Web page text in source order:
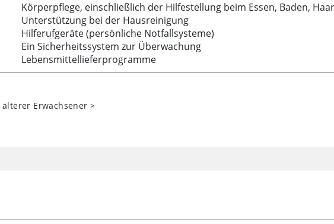
Körperpflege, einschließlich der Hilfestellung beim Essen, Baden,
Unterstützung bei der Hausreinigung
Hilferufgeräte (persönliche Notfallsysteme)
Ein Sicherheitssystem zur Überwachung
Lebensmittellieferprogramme
Erwachsener >